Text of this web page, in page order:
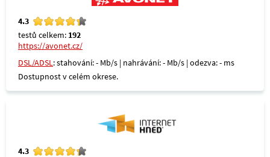
4.3
testů celkem: 192
https://avonet.cz/
DSL/ADSL: stahování: - Mb/s | nahrávání: - Mb/s | odezva: - ms
Dostupnost v celém okrese.
4.3